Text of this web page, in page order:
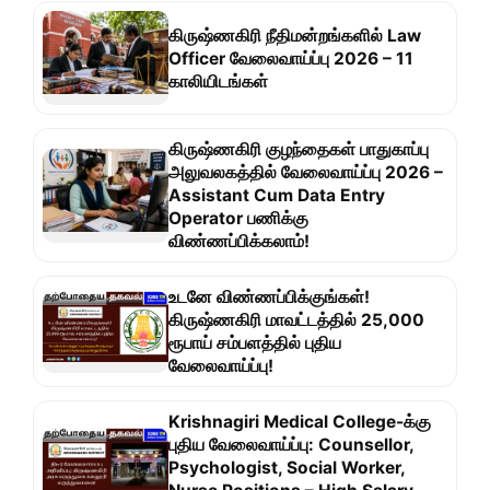
கிருஷ்ணகிரி நீதிமன்றங்களில் Law
Officer வேலைவாய்ப்பு 2026 – 11
காலியிடங்கள்
கிருஷ்ணகிரி குழந்தைகள் பாதுகாப்பு
அலுவலகத்தில் வேலைவாய்ப்பு 2026 –
Assistant Cum Data Entry
Operator பணிக்கு
விண்ணப்பிக்கலாம்!
உடனே விண்ணப்பிக்குங்கள்!
கிருஷ்ணகிரி மாவட்டத்தில் 25,000
ரூபாய் சம்பளத்தில் புதிய
வேலைவாய்ப்பு!
Krishnagiri Medical College-க்கு
புதிய வேலைவாய்ப்பு: Counsellor,
Psychologist, Social Worker,